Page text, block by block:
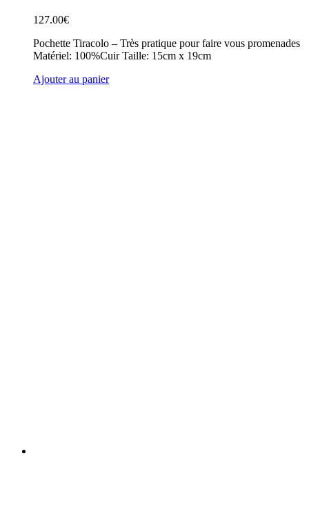
127.00€
Pochette Tiracolo – Très pratique pour faire vous promenades
Matériel: 100%Cuir Taille: 15cm x 19cm
Ajouter au panier